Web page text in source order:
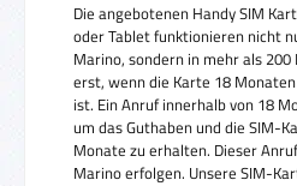
Die angebotenen Handy SIM
oder Tablet funktionieren nicht
Marino, sondern in mehr als
erst, wenn die Karte 18
ist. Ein Anruf innerhalb von 18
um das Guthaben und die SIM-
Monate zu erhalten. Dieser
Marino erfolgen. Unsere SIM-